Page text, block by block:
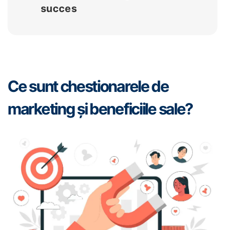
succes
Ce sunt chestionarele de
marketing și beneficiile sale?